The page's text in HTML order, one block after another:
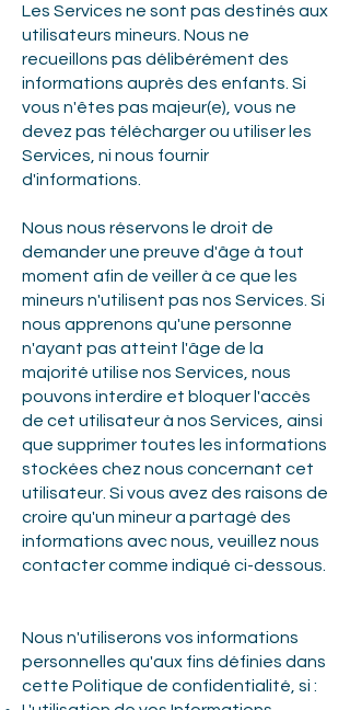
Les Services ne sont pas destinés aux
utilisateurs mineurs. Nous ne
recueillons pas délibérément des
informations auprès des enfants. Si
vous n'êtes pas majeur(e), vous ne
devez pas télécharger ou utiliser les
Services, ni nous fournir
d'informations.
Nous nous réservons le droit de
demander une preuve d'âge à tout
moment afin de veiller à ce que les
mineurs n'utilisent pas nos Services. Si
nous apprenons qu'une personne
n'ayant pas atteint l'âge de la
majorité utilise nos Services, nous
pouvons interdire et bloquer l'accès
de cet utilisateur à nos Services, ainsi
que supprimer toutes les informations
stockées chez nous concernant cet
utilisateur. Si vous avez des raisons de
croire qu'un mineur a partagé des
informations avec nous, veuillez nous
contacter comme indiqué ci-dessous.
Nous n'utiliserons vos informations
personnelles qu'aux fins définies dans
cette Politique de confidentialité, si :